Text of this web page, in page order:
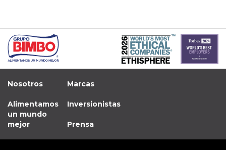
Nosotros
Alimentamos
un mundo
mejor
Marcas
Inversionistas
Prensa